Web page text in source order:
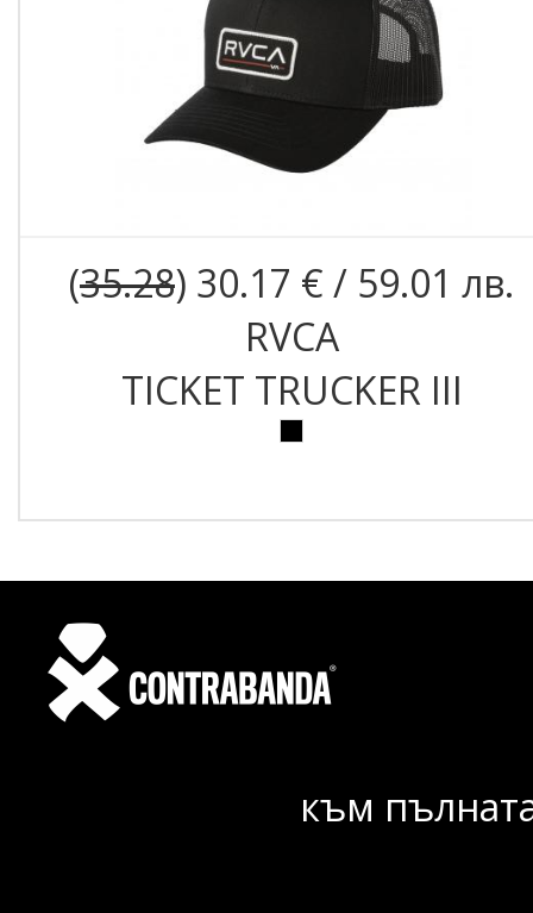
(35.28) 30.17 € / 59.01 лв.
RVCA
TICKET TRUCKER III
към